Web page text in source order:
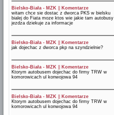
Bielsko-Biała - MZK
Komentarze
witam chce sie dostac z dworca PKS w bielsku
bialej do Fiata moze ktos wie jakie tam autobusy
jezdza dziekuje za informacje
Bielsko-Biała - MZK
Komentarze
jak dojechac z dworca pkp na szyndzielnie?
Bielsko-Biała - MZK
Komentarze
Ktorym autobusem dojechac do firmy TRW w
komorowicach ul konwojowa 94
Bielsko-Biała - MZK
Komentarze
Ktorym autobusem dojechac do firmy TRW w
komorowicach ul konwojowa 94